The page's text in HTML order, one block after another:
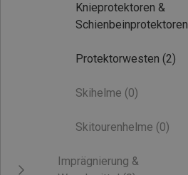
Knieprotektoren &
Schienbeinprotektoren
Protektorwesten (2)
Skihelme (0)
Skitourenhelme (0)
Imprägnierung &